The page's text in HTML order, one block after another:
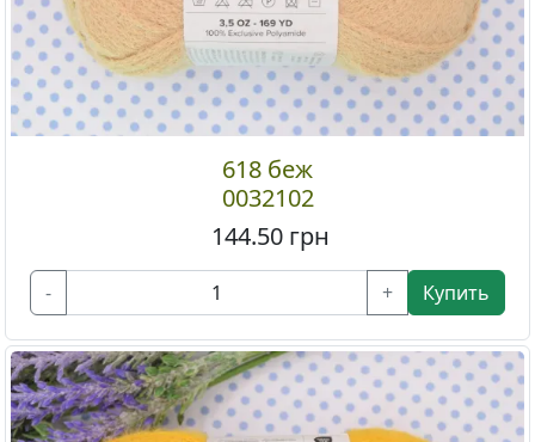
618 беж
0032102
144.50 грн
- + Купить